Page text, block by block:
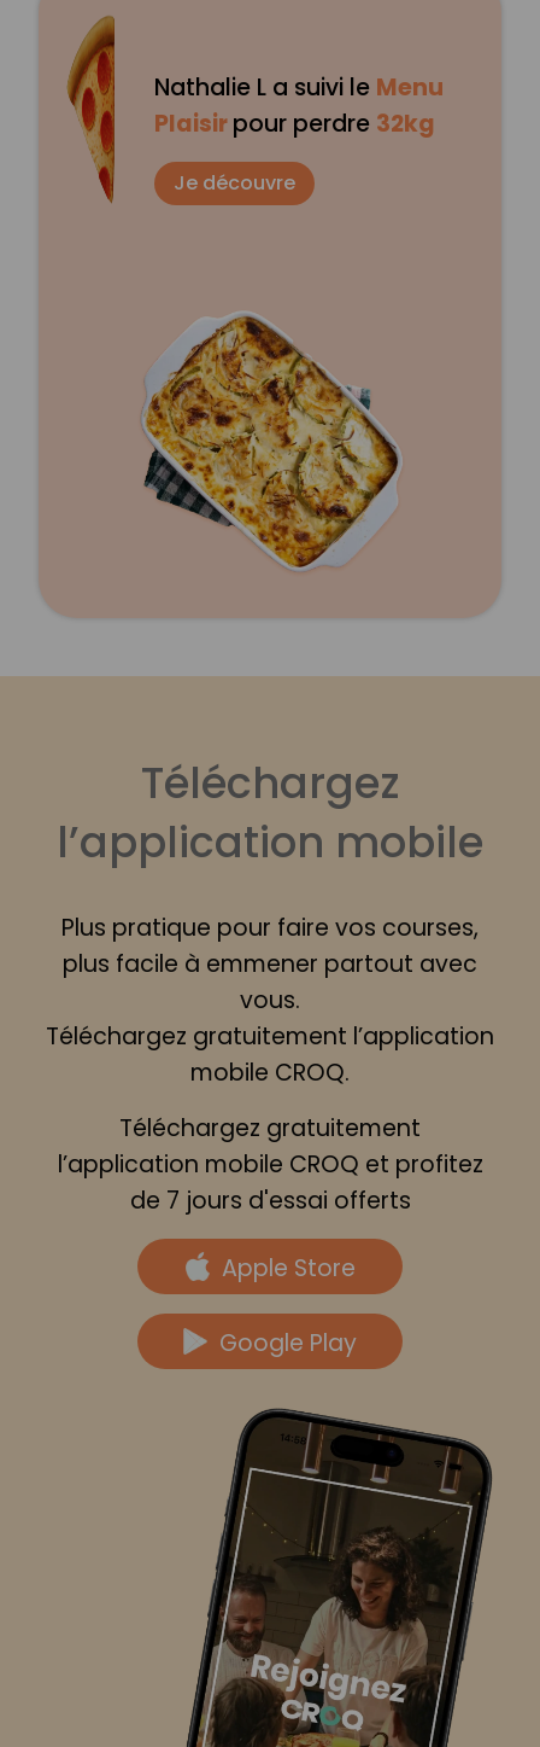
Nathalie L a suivi le Menu
Plaisirpour perdre 32kg
Je découvre
Téléchargez
l’application mobile
Plus pratique pour faire vos courses,
plus facile à emmener partout avec
vous.
Téléchargez gratuitement l’application
mobile CROQ.
Téléchargez gratuitement
l’application mobile CROQ et profitez
de 7 jours d'essai offerts
Apple Store
Google Play